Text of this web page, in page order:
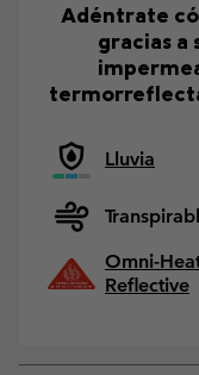
Adéntrate
gracias a
Lluvia
Omni-
Reflective